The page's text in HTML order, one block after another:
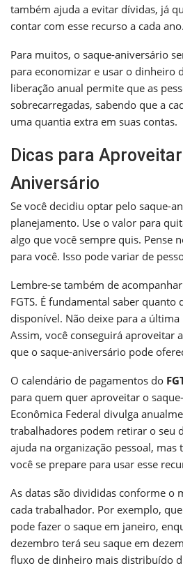
também ajuda a evitar dívidas, já
contar com esse recurso a cada ano.
Para muitos, o saque-aniversário
para economizar e usar o dinheiro
liberação anual permite que as
sobrecarregadas, sabendo que a
uma quantia extra em suas contas.
Dicas para
Aniversário
Se você decidiu optar pelo saque-
planejamento. Use o valor para
algo que você sempre quis. Pense
para você. Isso pode variar de
Lembre-se também de
FGTS. É fundamental saber quanto
disponível. Não deixe para a última
Assim, você conseguirá aproveitar
que o saque-aniversário pode
O calendário de pagamentos do
para quem quer aproveitar o
Econômica Federal divulga
trabalhadores podem retirar o seu
ajuda na organização pessoal,
você se prepare para usar esse
As datas são divididas conforme o
cada trabalhador. Por exemplo,
pode fazer o saque em janeiro,
dezembro terá seu saque em
fluxo de dinheiro mais distribuído